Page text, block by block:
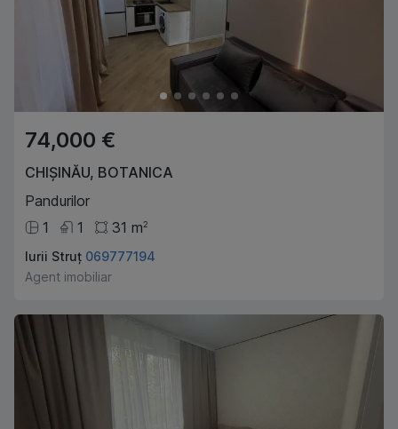
74,000 €
CHIȘINĂU, BOTANICA
Pandurilor
1
1 31 m2
Iurii Struț 069777194
Agent imobiliar